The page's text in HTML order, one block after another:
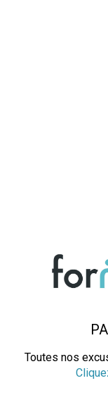
Toutes nos